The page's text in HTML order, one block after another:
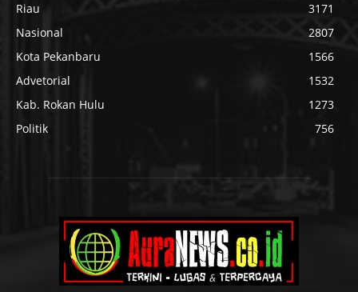
Riau
3171
Nasional
2807
Kota Pekanbaru
1566
Advetorial
1532
Kab. Rokan Hulu
1273
Politik
756